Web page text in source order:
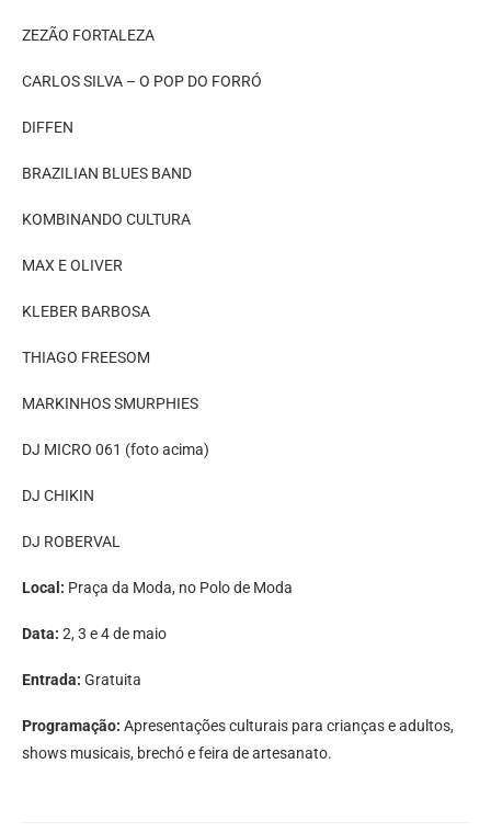
ZEZÃO FORTALEZA
CARLOS SILVA – O POP DO FORRÓ
DIFFEN
BRAZILIAN BLUES BAND
KOMBINANDO CULTURA
MAX E OLIVER
KLEBER BARBOSA
THIAGO FREESOM
MARKINHOS SMURPHIES
DJ MICRO 061 (foto acima)
DJ CHIKIN
DJ ROBERVAL
Local: Praça da Moda, no Polo de Moda
Data: 2, 3 e 4 de maio
Entrada: Gratuita
Programação: Apresentações culturais para crianças e adultos,
shows musicais, brechó e feira de artesanato.